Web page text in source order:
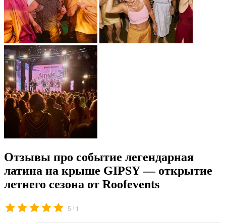
Отзывы про событие легендарная
латина на крыше GIPSY — открытие
летнего сезона от Roofevents
5 / 1